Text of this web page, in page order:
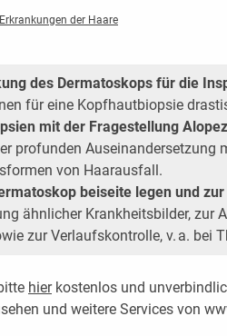
der Haare
des Dermatoskops für die
für eine Kopfhautbiopsie
mit der Fragestellung
profunden Auseinandersetzung
von Haarausfall.
beiseite legen und
ähnlicher Krankheitsbilder, zur
zur Verlaufskontrolle, v. a. bei
hierkostenlos und
und weitere Services von